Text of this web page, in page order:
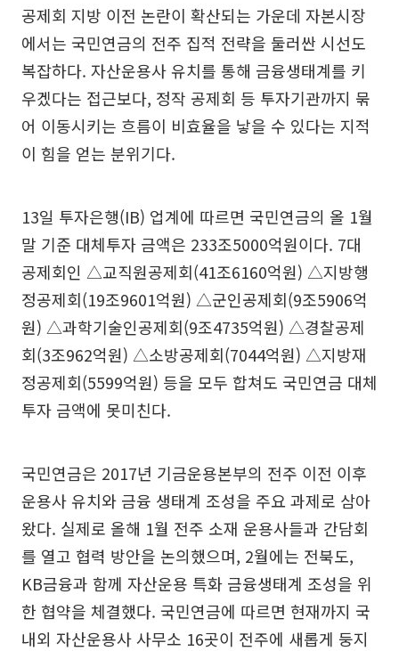
공제회 지방 이전 논란이 확산되는 가운데 자본시장
에서는 국민연금의 전주 집적 전략을 둘러싼 시선도
복잡하다. 자산운용사 유치를 통해 금융생태계를 키
우겠다는 접근보다, 정작 공제회 등 투자기관까지 묶
어 이동시키는 흐름이 비효율을 낳을 수 있다는 지적
이 힘을 얻는 분위기다.
13일 투자은행(IB) 업계에 따르면 국민연금의 올 1월
말 기준 대체투자 금액은 233조5000억원이다. 7대
공제회인 △교직원공제회(41조6160억원) △지방행
정공제회(19조9601억원) △군인공제회(9조5906억
원) △과학기술인공제회(9조4735억원) △경찰공제
회(3조962억원) △소방공제회(7044억원) △지방재
정공제회(5599억원) 등을 모두 합쳐도 국민연금 대체
투자 금액에 못미친다.
국민연금은 2017년 기금운용본부의 전주 이전 이후
운용사 유치와 금융 생태계 조성을 주요 과제로 삼아
왔다. 실제로 올해 1월 전주 소재 운용사들과 간담회
를 열고 협력 방안을 논의했으며, 2월에는 전북도,
KB금융과 함께 자산운용 특화 금융생태계 조성을 위
한 협약을 체결했다. 국민연금에 따르면 현재까지 국
내외 자산운용사 사무소 16곳이 전주에 새롭게 둥지